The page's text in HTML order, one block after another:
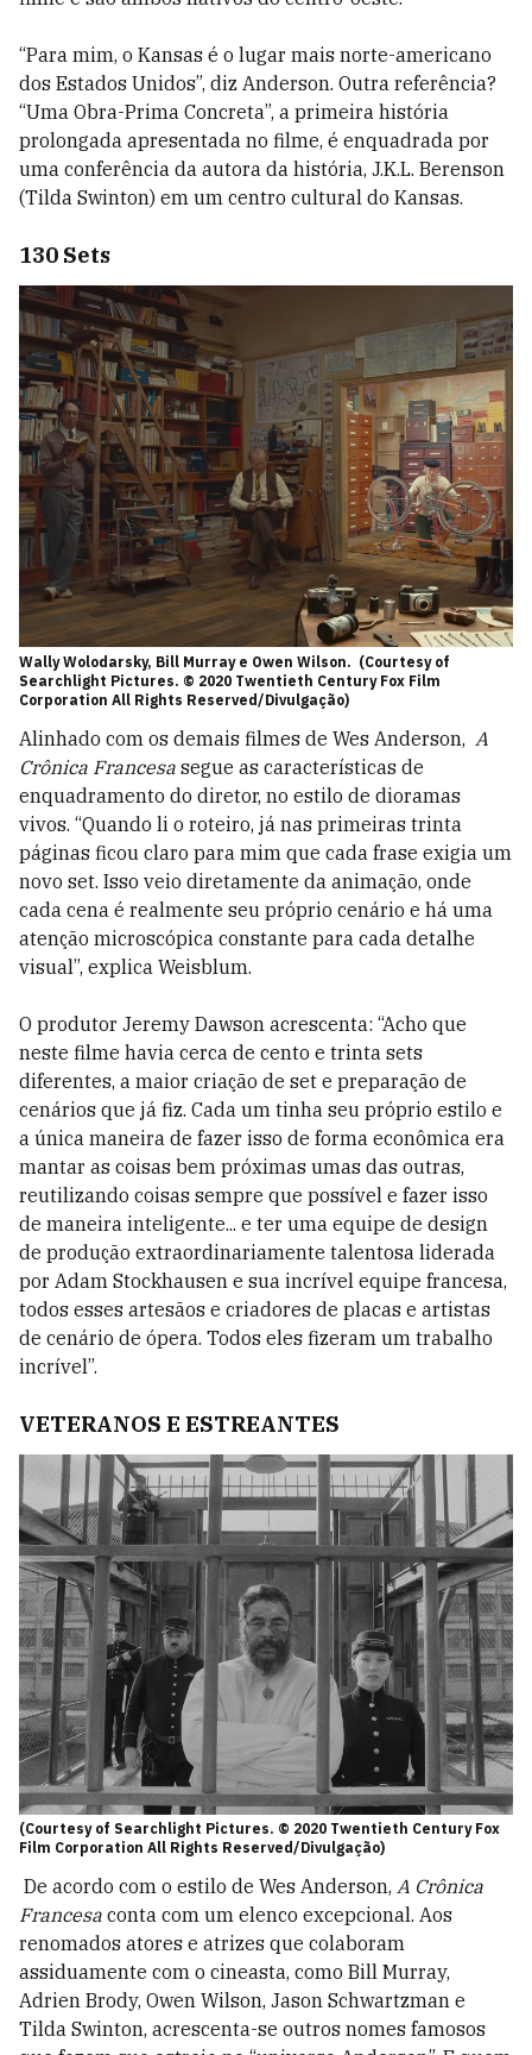
“Para mim, o Kansas é o lugar mais norte-americano
dos Estados Unidos”, diz Anderson. Outra referência?
“Uma Obra-Prima Concreta”, a primeira história
prolongada apresentada no filme, é enquadrada por
uma conferência da autora da história, J.K.L. Berenson
(Tilda Swinton) em um centro cultural do Kansas.
130 Sets
Wally Wolodarsky, Bill Murray e Owen Wilson. (Courtesy of
Searchlight Pictures. © 2020 Twentieth Century Fox Film
Corporation All Rights Reserved/Divulgação)
Alinhado com os demais filmes de Wes Anderson, A
Crônica Francesa segue as características de
enquadramento do diretor, no estilo de dioramas
vivos. “Quando li o roteiro, já nas primeiras trinta
páginas ficou claro para mim que cada frase exigia um
novo set. Isso veio diretamente da animação, onde
cada cena é realmente seu próprio cenário e há uma
atenção microscópica constante para cada detalhe
visual”, explica Weisblum.
O produtor Jeremy Dawson acrescenta: “Acho que
neste filme havia cerca de cento e trinta sets
diferentes, a maior criação de set e preparação de
cenários que já fiz. Cada um tinha seu próprio estilo e
a única maneira de fazer isso de forma econômica era
mantar as coisas bem próximas umas das outras,
reutilizando coisas sempre que possível e fazer isso
de maneira inteligente... e ter uma equipe de design
de produção extraordinariamente talentosa liderada
por Adam Stockhausen e sua incrível equipe francesa,
todos esses artesãos e criadores de placas e artistas
de cenário de ópera. Todos eles fizeram um trabalho
incrível”.
VETERANOS E ESTREANTES
(Courtesy of Searchlight Pictures. © 2020 Twentieth Century Fox
Film Corporation All Rights Reserved/Divulgação)
De acordo com o estilo de Wes Anderson, A Crônica
Francesa conta com um elenco excepcional. Aos
renomados atores e atrizes que colaboram
assiduamente com o cineasta, como Bill Murray,
Adrien Brody, Owen Wilson, Jason Schwartzman e
Tilda Swinton, acrescenta-se outros nomes famosos